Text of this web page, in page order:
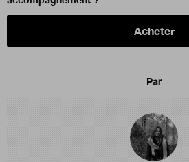
Acheter
Par